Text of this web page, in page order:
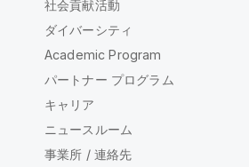
社会貢献活動
ダイバーシティ
Academic Program
パートナー プログラム
キャリア
ニュースルーム
事業所 / 連絡先